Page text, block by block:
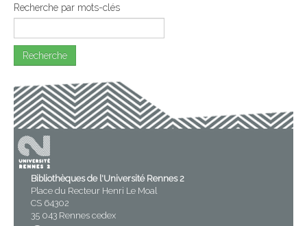
Recherche par mots-clés
Bibliothèques de l'Université Rennes 2
Place du Recteur Henri Le Moal
CS 64302
35 043 Rennes cedex